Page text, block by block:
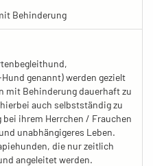
Behinderung
genannt) werden gezielt
mit Behinderung dauerhaft zu
auch selbstständig zu
bei ihrem Herrchen / Frauchen
unabhängigeres Leben.
die nur zeitlich
angeleitet werden.